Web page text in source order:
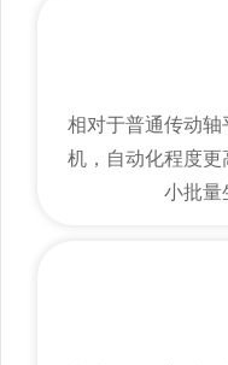
相对于普通传动
机，自动化程度更
小批量